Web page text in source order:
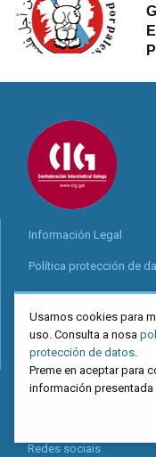
Información Legal
Política protección de
Política cookies
Locais
Redes sociais
Usamos cookies para
uso. Consulta a nosa
protección de datos
Preme en aceptar para
información presentada